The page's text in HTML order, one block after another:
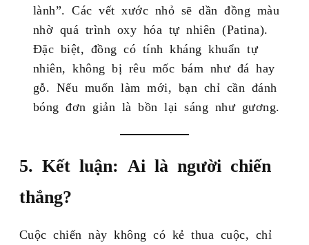
lành”. Các vết xước nhỏ sẽ dần đồng màu
nhờ quá trình oxy hóa tự nhiên (Patina).
Đặc biệt, đồng có tính kháng khuẩn tự
nhiên, không bị rêu mốc bám như đá hay
gỗ. Nếu muốn làm mới, bạn chỉ cần đánh
bóng đơn giản là bồn lại sáng như gương.
5. Kết luận: Ai là người chiến
thắng?
Cuộc chiến này không có kẻ thua cuộc, chỉ